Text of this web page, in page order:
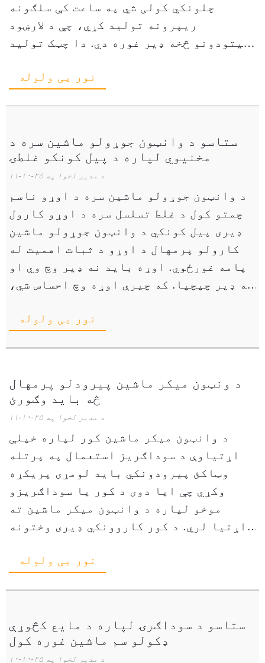
چلونکي کولی شي په ساعت کې سلګونه
ریپرونه تولید کړي، چې د لارښود
میتودونو څخه ډیر غوره دي. دا چټک تولید
پوره کړي ...
نور یی ولوله
ستاسو د وانټون جوړولو ماشین سره د
مخنیوي لپاره د پیل کونکو غلطۍ
د مدیر لخوا په ۲۵-۱۰-۱۱
د وانټون جوړولو ماشین سره د اوړو ناسم
چمتو کول د غلط تسلسل سره د اوړو کارول
ډیری پیل کونکي د وانټون جوړولو ماشین
کارولو پرمهال د اوړو د ثبات اهمیت له
پامه غورځوي. اوړه باید نه ډیر وچ وي او
نه ډیر چپچپا. که چیرې اوړه وچ احساس شي،
نور یی ولوله
د ونټون میکر ماشین پیرودلو پرمهال
څه باید وګورئ
د مدیر لخوا په ۲۵-۱۰-۱۱
د وانټون میکر ماشین کور لپاره خپلې
اړتیاوې د سوداګریز استعمال په پرتله
وټاکئ پیرودونکي باید لومړی پریکړه
وکړي چې ایا دوی د کور یا سوداګریزو
موخو لپاره د وانټون میکر ماشین ته
اړتیا لري. د کور کاروونکي ډیری وختونه
پخلنځي کاونټر کې فټ کیږي. دا ماشینونه
نور یی ولوله
ستاسو د سوداګرۍ لپاره د مایع کڅوړې
ډکولو سم ماشین غوره کول
د مدیر لخوا په ۲۵-۱۰-۱۰